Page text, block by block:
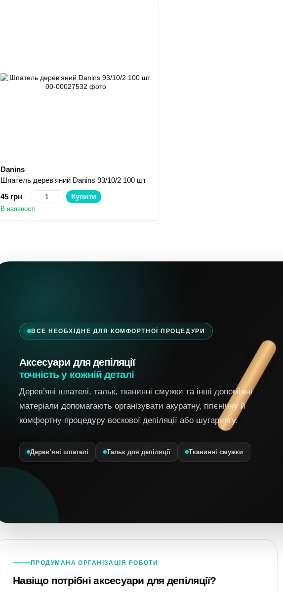
ВСЕ НЕОБХІДНЕ ДЛЯ КОМФОРТНОЇ ПРОЦЕДУРИ
Аксесуари для депіляції
точність у кожній деталі
Дерев’яні шпателі, тальк, тканинні смужки та інші допоміжні
матеріали допомагають організувати акуратну, гігієнічну й
комфортну процедуру воскової депіляції або шугарингу.
Дерев’яні шпателі Тальк для депіляції Тканинні смужки
ПРОДУМАНА ОРГАНІЗАЦІЯ РОБОТИ
Навіщо потрібні аксесуари для депіляції?
Danins
Шпатель дерев'яний Danins 93/10/2 100 шт
45 грн
Купити
В наявності